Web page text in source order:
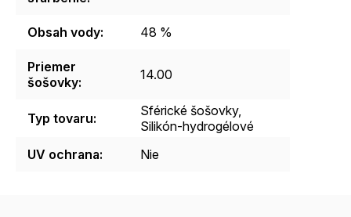
Obsah vody: 48 %
Priemer
šošovky: 14.00
Typ tovaru:
Sférické šošovky,
Silikón-hydrogélové
UV ochrana: Nie